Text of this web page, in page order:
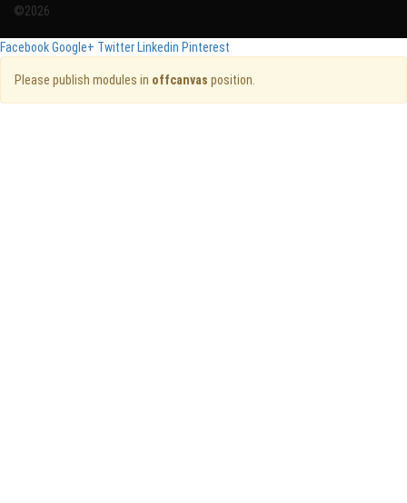
©2026
FacebookGoogle+ Twitter Linkedin Pinterest
Please publish modules in offcanvas position.